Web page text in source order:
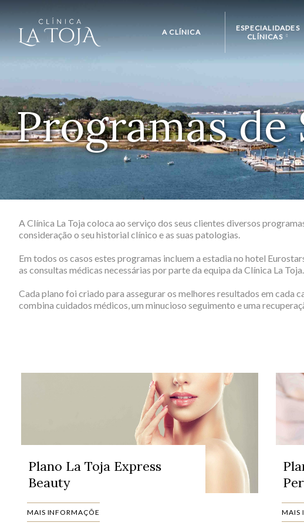
A CLÍNICA
ESPECIALIDADES
CLÍNICAS
MEDICINA E
CIRURGIA
SAÚDE ESTÉTICA
ORAL
FISIOTERAPIA E
OSTEOPATIA
CIRURGIA
MEDICINA GERAL E
NUTRIÇÃO
Programas de
A Clínica La Toja coloca ao serviço dos seus clientes diversos
consideração o seu historial clínico e as suas patologias.
Em todos os casos estes programas incluem a estadia no hotel
as consultas médicas necessárias por parte da equipa da Clínica La Toja.
Cada plano foi criado para assegurar os melhores resultados em cada
combina cuidados médicos, um minucioso seguimento e uma
Plano La Toja Express
Beauty
MAIS INFORMAÇÕE MAIS